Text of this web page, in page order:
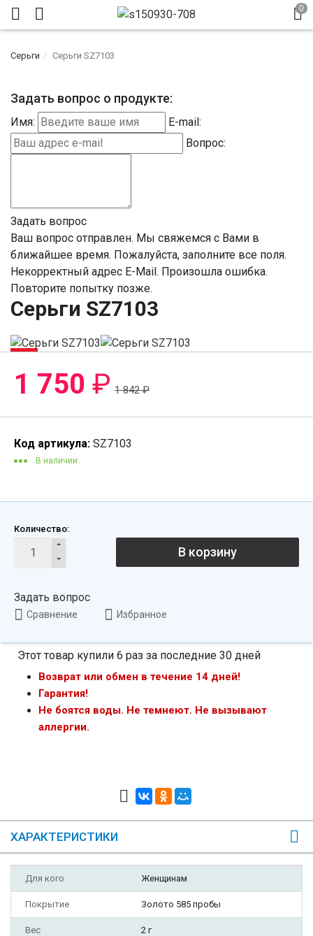
Серьги Серьги SZ7103
Задать вопрос о продукте:
Имя:
E-mail:
Вопрос:
Задать вопрос
Ваш вопрос отправлен. Мы свяжемся с Вами в
ближайшее время. Пожалуйста, заполните все поля.
Некорректный адрес E-Mail. Произошла ошибка.
Повторите попытку позже.
Серьги SZ7103
-5%
1 750 ₽ 1 842₽
Код артикула: SZ7103
В наличии
Количество:
В корзину
Задать вопрос
Сравнение Избранное
Этот товар купили 6 раз за последние 30 дней
Возврат или обмен в течение 14 дней!
Гарантия!
Не боятся воды. Не темнеют. Не вызывают
аллергии.
ХАРАКТЕРИСТИКИ
Для кого Женщинам
Покрытие Золото 585 пробы
Вес 2 г